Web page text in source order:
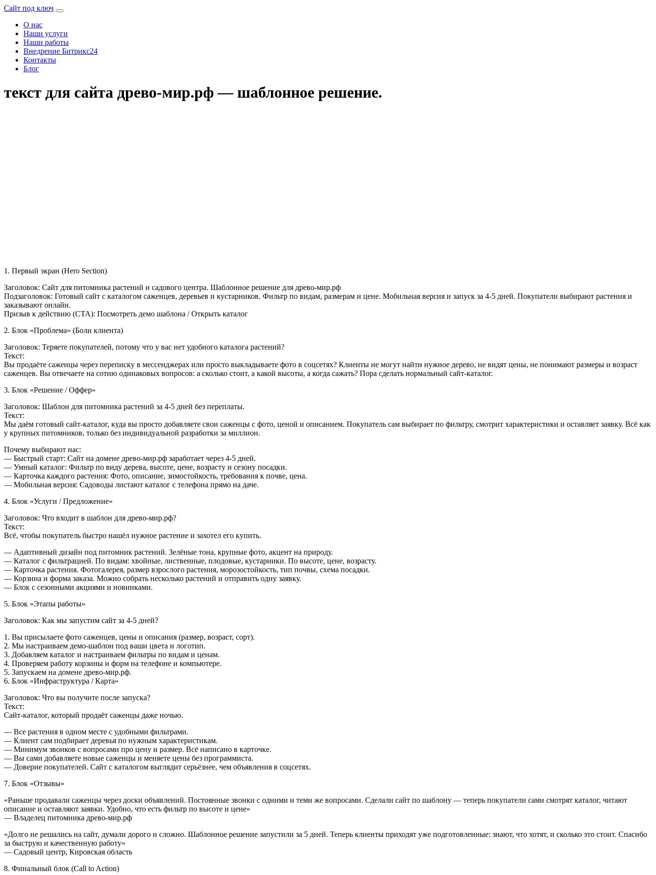
Сайт под ключ
О нас
Наши услуги
Наши работы
Внедрение Битрикс24
Контакты
Блог
текст для сайта древо-мир.рф — шаблонное решение.
1. Первый экран (Hero Section)
Заголовок: Сайт для питомника растений и садового центра. Шаблонное решение для древо-мир.рф
Подзаголовок: Готовый сайт с каталогом саженцев, деревьев и кустарников. Фильтр по видам, размерам и цене. Мобильная версия и запуск за 4-5 дней. Покупатели выбирают растения и
заказывают онлайн.
Призыв к действию (CTA): Посмотреть демо шаблона / Открыть каталог
2. Блок «Проблема» (Боли клиента)
Заголовок: Теряете покупателей, потому что у вас нет удобного каталога растений?
Текст:
Вы продаёте саженцы через переписку в мессенджерах или просто выкладываете фото в соцсетях? Клиенты не могут найти нужное дерево, не видят цены, не понимают размеры и возраст
саженцев. Вы отвечаете на сотню одинаковых вопросов: а сколько стоит, а какой высоты, а когда сажать? Пора сделать нормальный сайт-каталог.
3. Блок «Решение / Оффер»
Заголовок: Шаблон для питомника растений за 4-5 дней без переплаты.
Текст:
Мы даём готовый сайт-каталог, куда вы просто добавляете свои саженцы с фото, ценой и описанием. Покупатель сам выбирает по фильтру, смотрит характеристики и оставляет заявку. Всё как
у крупных питомников, только без индивидуальной разработки за миллион.
Почему выбирают нас:
— Быстрый старт: Сайт на домене древо-мир.рф заработает через 4-5 дней.
— Умный каталог: Фильтр по виду дерева, высоте, цене, возрасту и сезону посадки.
— Карточка каждого растения: Фото, описание, зимостойкость, требования к почве, цена.
— Мобильная версия: Садоводы листают каталог с телефона прямо на даче.
4. Блок «Услуги / Предложение»
Заголовок: Что входит в шаблон для древо-мир.рф?
Текст:
Всё, чтобы покупатель быстро нашёл нужное растение и захотел его купить.
— Адаптивный дизайн под питомник растений. Зелёные тона, крупные фото, акцент на природу.
— Каталог с фильтрацией. По видам: хвойные, лиственные, плодовые, кустарники. По высоте, цене, возрасту.
— Карточка растения. Фотогалерея, размер взрослого растения, морозостойкость, тип почвы, схема посадки.
— Корзина и форма заказа. Можно собрать несколько растений и отправить одну заявку.
— Блок с сезонными акциями и новинками.
5. Блок «Этапы работы»
Заголовок: Как мы запустим сайт за 4-5 дней?
1. Вы присылаете фото саженцев, цены и описания (размер, возраст, сорт).
2. Мы настраиваем демо-шаблон под ваши цвета и логотип.
3. Добавляем каталог и настраиваем фильтры по видам и ценам.
4. Проверяем работу корзины и форм на телефоне и компьютере.
5. Запускаем на домене древо-мир.рф.
6. Блок «Инфраструктура / Карта»
Заголовок: Что вы получите после запуска?
Текст:
Сайт-каталог, который продаёт саженцы даже ночью.
— Все растения в одном месте с удобными фильтрами.
— Клиент сам подбирает деревья по нужным характеристикам.
— Минимум звонков с вопросами про цену и размер. Всё написано в карточке.
— Вы сами добавляете новые саженцы и меняете цены без программиста.
— Доверие покупателей. Сайт с каталогом выглядит серьёзнее, чем объявления в соцсетях.
7. Блок «Отзывы»
«Раньше продавали саженцы через доски объявлений. Постоянные звонки с одними и теми же вопросами. Сделали сайт по шаблону — теперь покупатели сами смотрят каталог, читают
описание и оставляют заявки. Удобно, что есть фильтр по высоте и цене»
— Владелец питомника древо-мир.рф
«Долго не решались на сайт, думали дорого и сложно. Шаблонное решение запустили за 5 дней. Теперь клиенты приходят уже подготовленные: знают, что хотят, и сколько это стоит. Спасибо
за быструю и качественную работу»
— Садовый центр, Кировская область
8. Финальный блок (Call to Action)